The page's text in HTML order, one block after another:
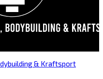
& Kraftsport